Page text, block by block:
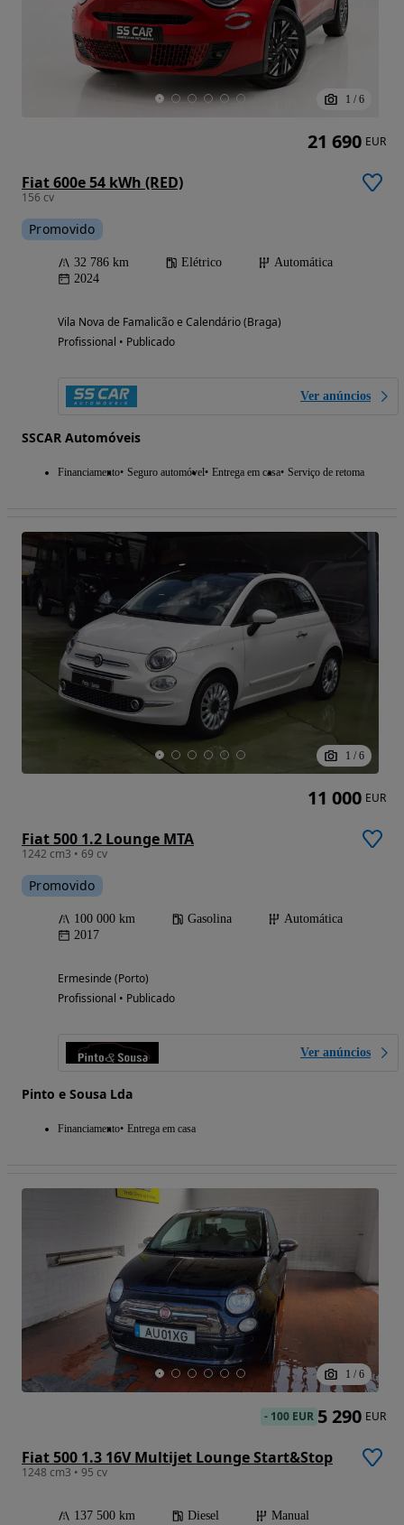
1 / 6
Fiat 600e 54 kWh (RED)
156 cv
Promovido
32 786 km Elétrico
Automática
2024
Vila Nova de Famalicão e Calendário (Braga)
Profissional • Publicado
Ver anúncios
SSCAR Automóveis
Financiamento Seguro automóvel Entrega em casa Serviço de retoma
21 690 EUR
1 / 6
Fiat 500 1.2 Lounge MTA
1242 cm3 • 69 cv
Promovido
100 000 km Gasolina
Automática
2017
Ermesinde (Porto)
Profissional • Publicado
Ver anúncios
Pinto e Sousa Lda
Financiamento Entrega em casa
11 000 EUR
1 / 6
Fiat 500 1.3 16V Multijet Lounge Start&Stop
1248 cm3 • 95 cv
137 500 km Diesel Manual
- 100 EUR 5 290 EUR